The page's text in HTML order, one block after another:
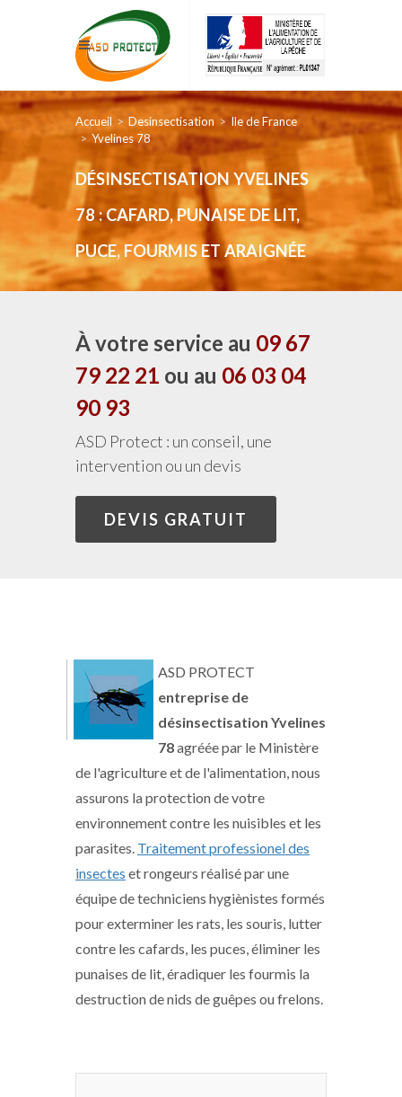
Accueil Desinsectisation
Ile de France
Yvelines 78
DÉSINSECTISATION YVELINES
78 : CAFARD, PUNAISE DE LIT,
PUCE, FOURMIS ET ARAIGNÉE
À votre service au 09 67
79 22 21 ou au 06 03 04
90 93
ASD Protect : un conseil, une
intervention ou un devis
DEVIS GRATUIT
ASD PROTECT
entreprise de
désinsectisation Yvelines
78agréée par le Ministère
de l'agriculture et de l'alimentation, nous
assurons la protection de votre
environnement contre les nuisibles et les
parasites. Traitement professionel des
insectes et rongeurs réalisé par une
équipe de techniciens hygiènistes formés
pour exterminer les rats, les souris, lutter
contre les cafards, les puces, éliminer les
punaises de lit, éradiquer les fourmis la
destruction de nids de guêpes ou frelons.